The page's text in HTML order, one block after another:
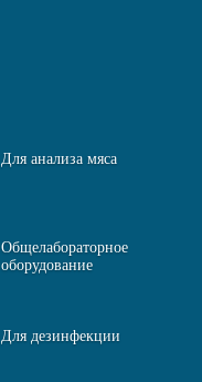
Для анализа мяса
Общелабораторное
оборудование
Для дезинфекции